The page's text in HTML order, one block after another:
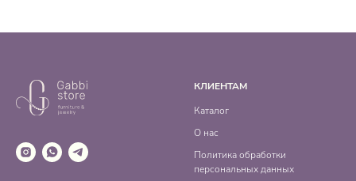
КЛИЕНТАМ
Каталог
О нас
Политика обработки
персональных данных